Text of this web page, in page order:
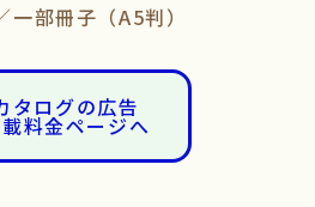
部冊子（A5判）
タログの広告
料金ページへ